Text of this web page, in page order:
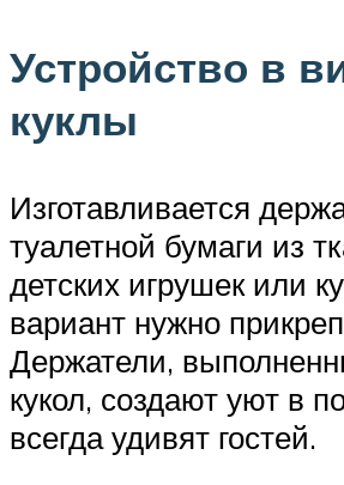
Устройство в
куклы
Изготавливается
туалетной бумаги из
детских игрушек или
вариант нужно
Держатели,
кукол, создают уют в
всегда удивят гостей.